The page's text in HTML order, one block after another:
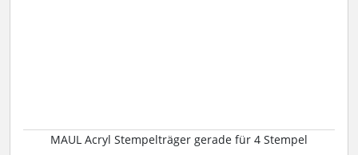
MAUL Acryl Stempelträger gerade für 4 Stempel